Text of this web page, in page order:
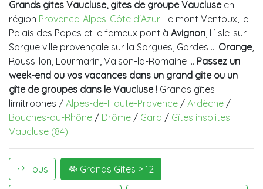
Grands gites Vaucluse, gites de groupe Vaucluseen
région Provence-Alpes-Côte d'Azur. Le mont Ventoux, le
Palais des Papes et le fameux pont à Avignon , L’Isle-sur-
Sorgue ville provençale sur la Sorgues, Gordes ... Orange,
Roussillon, Lourmarin, Vaison-la-Romaine … Passez un
week-end ou vos vacances dans un grand gîte ou un
gîte de groupes dans le Vaucluse ! Grands gîtes
limitrophes / Alpes-de-Haute-Provence / Ardèche /
Bouches-du-Rhône / Drôme / Gard / Gîtes insolites
Vaucluse (84)
Tous Grands Gites > 12